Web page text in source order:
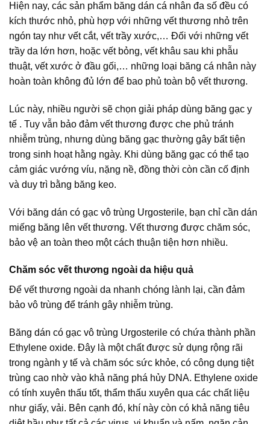
Hiện nay, các sản phẩm băng dán cá nhân đa số đều có
kích thước nhỏ, phù hợp với những vết thương nhỏ trên
ngón tay như vết cắt, vết trầy xước,… Đối với những vết
trầy da lớn hơn, hoặc vết bỏng, vết khâu sau khi phẫu
thuật, vết xước ở đầu gối,… những loại băng cá nhân này
hoàn toàn không đủ lớn để bao phủ toàn bộ vết thương.
Lúc này, nhiều người sẽ chọn giải pháp dùng băng gạc y
tế . Tuy vẫn bảo đảm vết thương được che phủ tránh
nhiễm trùng, nhưng dùng băng gạc thường gây bất tiện
trong sinh hoạt hằng ngày. Khi dùng băng gạc có thể tạo
cảm giác vướng víu, nặng nề, đồng thời còn cần cố định
và duy trì bằng băng keo.
Với băng dán có gạc vô trùng Urgosterile, bạn chỉ cần dán
miếng băng lên vết thương. Vết thương được chăm sóc,
bảo vệ an toàn theo một cách thuận tiện hơn nhiều.
Chăm sóc vết thương ngoài da hiệu quả
Để vết thương ngoài da nhanh chóng lành lại, cần đảm
bảo vô trùng để tránh gây nhiễm trùng.
Băng dán có gạc vô trùng Urgosterile có chứa thành phần
Ethylene oxide. Đây là một chất được sử dụng rộng rãi
trong ngành y tế và chăm sóc sức khỏe, có công dụng tiệt
trùng cao nhờ vào khả năng phá hủy DNA. Ethylene oxide
có tính xuyên thấu tốt, thẩm thấu xuyên qua các chất liệu
như giấy, vải. Bên cạnh đó, khí này còn có khả năng tiêu